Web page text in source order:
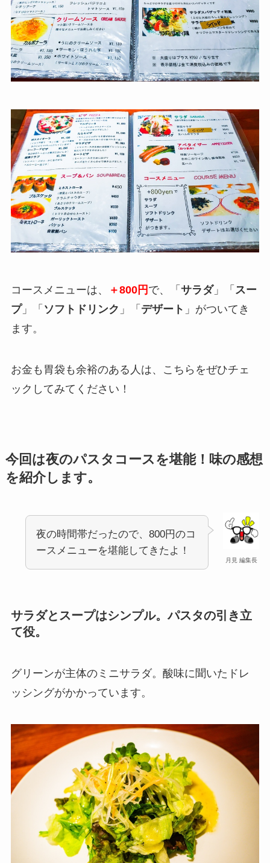
コースメニューは、 ＋800円 で、「 サラダ」「 スー
プ」「 ソフトドリンク 」「 デザート 」がついてき
ます。
お金も胃袋も余裕のある人は、こちらをぜひチェ
ックしてみてください！
今回は夜のパスタコースを堪能！味の感想
を紹介します。
月見 編集長
夜の時間帯だったので、800円のコ
ースメニューを堪能してきたよ！
サラダとスープはシンプル。パスタの引き立
て役。
グリーンが主体のミニサラダ。酸味に聞いたドレ
ッシングがかかっています。